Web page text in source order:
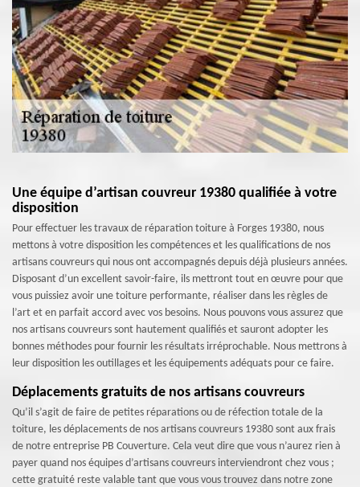
Une équipe d’artisan couvreur 19380 qualifiée à votre
disposition
Pour effectuer les travaux de réparation toiture à Forges 19380, nous
mettons à votre disposition les compétences et les qualifications de nos
artisans couvreurs qui nous ont accompagnés depuis déjà plusieurs années.
Disposant d’un excellent savoir-faire, ils mettront tout en œuvre pour que
vous puissiez avoir une toiture performante, réaliser dans les règles de
l’art et en parfait accord avec vos besoins. Nous pouvons vous assurez que
nos artisans couvreurs sont hautement qualifiés et sauront adopter les
bonnes méthodes pour fournir les résultats irréprochable. Nous mettrons à
leur disposition les outillages et les équipements adéquats pour ce faire.
Déplacements gratuits de nos artisans couvreurs
Qu’il s’agit de faire de petites réparations ou de réfection totale de la
toiture, les déplacements de nos artisans couvreurs 19380 sont aux frais
de notre entreprise PB Couverture. Cela veut dire que vous n’aurez rien à
payer quand nos équipes d’artisans couvreurs interviendront chez vous ;
cette gratuité reste valable tant que vous vous trouvez dans notre zone